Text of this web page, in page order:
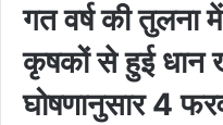
गत वर्ष की
कृषकों से हुई धान
घोषणानुसार 4